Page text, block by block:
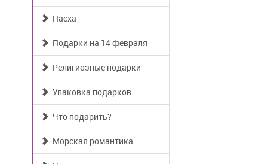
Пасха
Подарки на 14 февраля
Религиозные подарки
Упаковка подарков
Что подарить?
Морская романтика